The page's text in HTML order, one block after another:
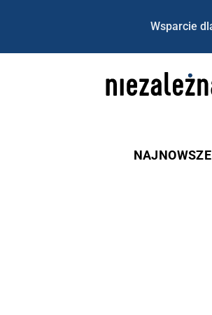
Wsparcie
NAJNOWSZE